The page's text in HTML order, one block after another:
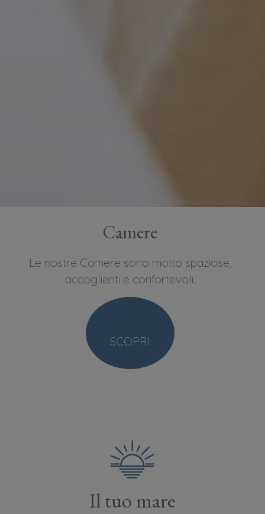
Camere
Le nostre Camere sono molto spaziose,
accoglienti e confortevoli.
SCOPRI
Il tuo mare